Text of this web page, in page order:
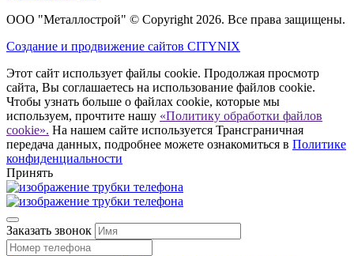
ООО "Металлострой" © Copyright 2026. Все права защищены.
Создание и продвижение сайтов CITYNIX
Этот сайт использует файлы cookie. Продолжая просмотр
сайта, Вы соглашаетесь на использование файлов cookie.
Чтобы узнать больше о файлах cookie, которые мы
используем, прочтите нашу «Политику обработки файлов
cookie». На нашем сайте используется Трансграничная
передача данных, подробнее можете ознакомиться в Политике
конфиденциальности
Принять
Заказать звонок